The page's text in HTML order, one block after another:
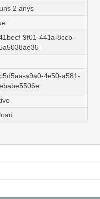
2 anys
9f01-441a-8ccb-
a9a0-4e50-a581-